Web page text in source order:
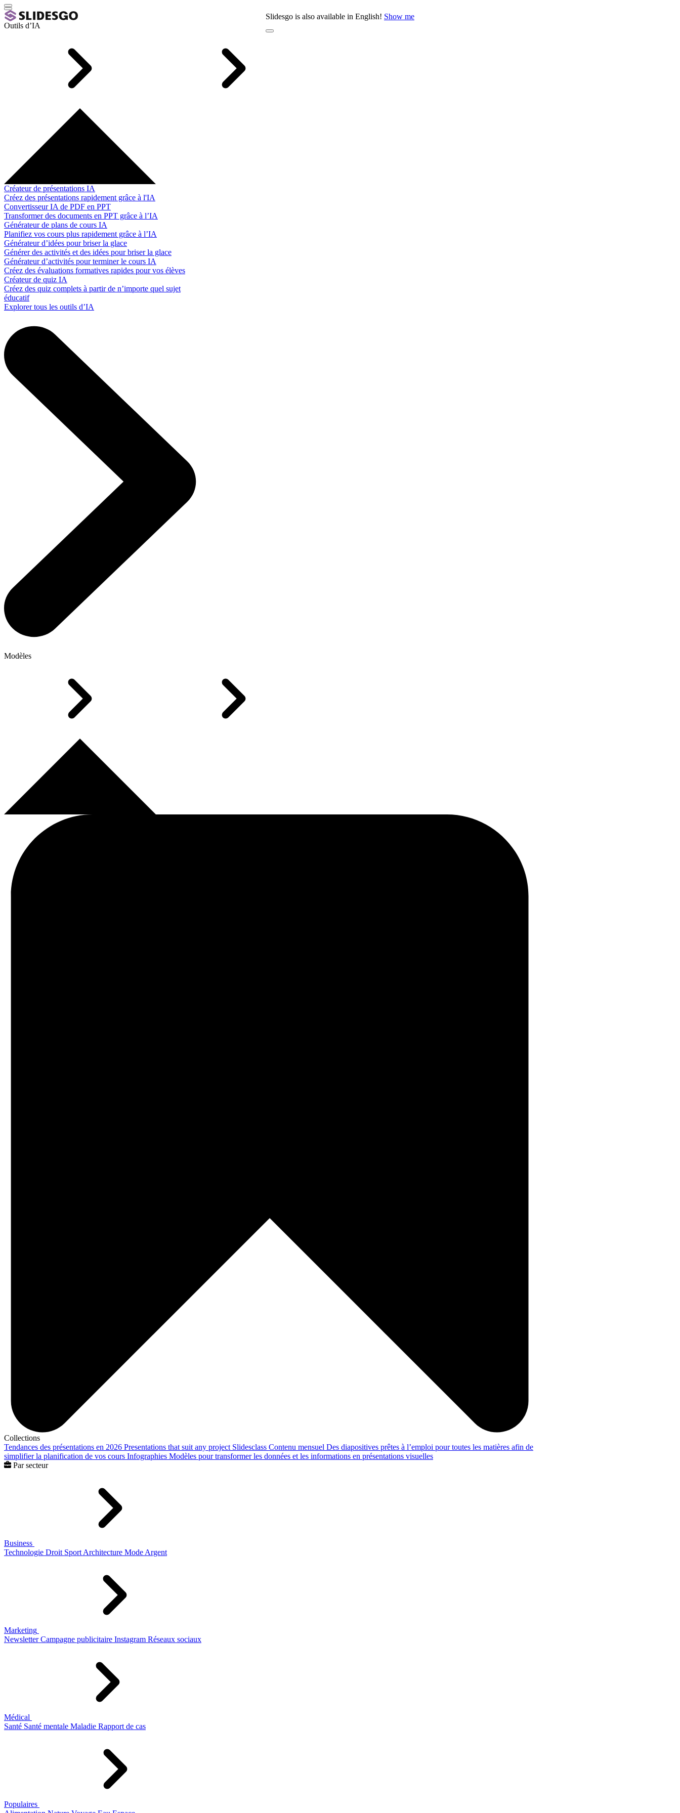
Slidesgo is also available in English! Show me
Outils d’IA
Créateur de présentations IA
Créez des présentations rapidement grâce à l'IA
Convertisseur IA de PDF en PPT
Transformer des documents en PPT grâce à l’IA
Générateur de plans de cours IA
Planifiez vos cours plus rapidement grâce à l’IA
Générateur d’idées pour briser la glace
Générer des activités et des idées pour briser la glace
Générateur d’activités pour terminer le cours IA
Créez des évaluations formatives rapides pour vos élèves
Créateur de quiz IA
Créez des quiz complets à partir de n’importe quel sujet
éducatif
Explorer tous les outils d’IA
Modèles
Collections
Tendances des présentations en 2026 Presentations that suit any project Slidesclass Contenu mensuel Des diapositives prêtes à l’emploi pour toutes les matières afin de
simplifier la planification de vos cours Infographies Modèles pour transformer les données et les informations en présentations visuelles
Par secteur
Business
Technologie Droit Sport Architecture Mode Argent
Marketing
Newsletter Campagne publicitaire Instagram Réseaux sociaux
Médical
Santé Santé mentale Maladie Rapport de cas
Populaires